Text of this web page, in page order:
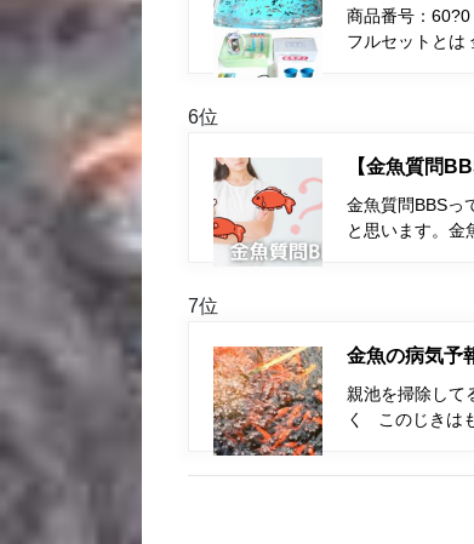
商品番号：
フルセットとは
6位
【金魚質問
金魚質問BBSっ
と思います。金
7位
金魚の病気予
親池を掃除して
く このじきは